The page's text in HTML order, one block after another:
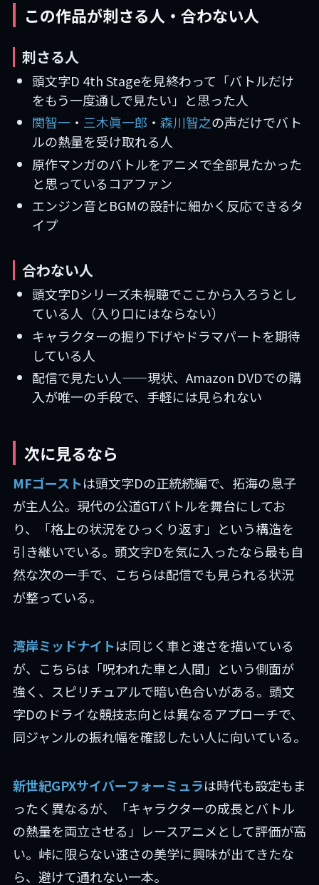
この作品が刺さる人・合わない人
刺さる人
頭文字D 4th Stageを見終わって「バトルだけ
をもう一度通しで見たい」と思った人
関智一・ 三木眞一郎 ・ 森川智之の声だけでバト
ルの熱量を受け取れる人
原作マンガのバトルをアニメで全部見たかった
と思っているコアファン
エンジン音とBGMの設計に細かく反応できるタ
イプ
合わない人
頭文字Dシリーズ未視聴でここから入ろうとし
ている人（入り口にはならない）
キャラクターの掘り下げやドラマパートを期待
している人
配信で見たい人——現状、Amazon DVDでの購
入が唯一の手段で、手軽には見られない
次に見るなら
MFゴーストは頭文字Dの正統続編で、拓海の息子
が主人公。現代の公道GTバトルを舞台にしてお
り、「格上の状況をひっくり返す」という構造を
引き継いでいる。頭文字Dを気に入ったなら最も自
然な次の一手で、こちらは配信でも見られる状況
が整っている。
湾岸ミッドナイトは同じく車と速さを描いている
が、こちらは「呪われた車と人間」という側面が
強く、スピリチュアルで暗い色合いがある。頭文
字Dのドライな競技志向とは異なるアプローチで、
同ジャンルの振れ幅を確認したい人に向いている。
新世紀GPXサイバーフォーミュラは時代も設定もま
ったく異なるが、「キャラクターの成長とバトル
の熱量を両立させる」レースアニメとして評価が高
い。峠に限らない速さの美学に興味が出てきたな
ら、避けて通れない一本。